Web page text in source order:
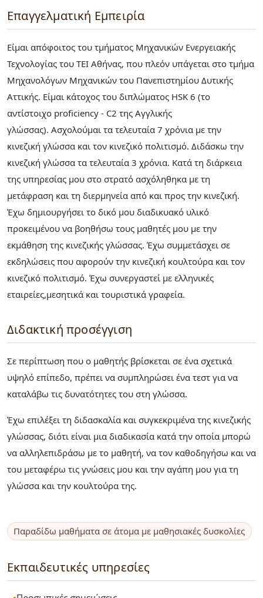
Επαγγελματική Εμπειρία
Είμαι απόφοιτος του τμήματος Μηχανικών Ενεργειακής
Τεχνολογίας του ΤΕΙ Αθήνας, που πλεόν υπάγεται στο τμήμα
Μηχανολόγων Μηχανικών του Πανεπιστημίου Δυτικής
Αττικής. Είμαι κάτοχος του διπλώματος HSK 6 (το
αντίστοιχο proficiency - C2 της Αγγλικής
γλώσσας). Ασχολούμαι τα τελευταία 7 χρόνια με την
κινεζική γλώσσα και τον κινεζικό πολιτισμό. Διδάσκω την
κινεζική γλώσσα τα τελευταία 3 χρόνια. Κατά τη διάρκεια
της υπηρεσίας μου στο στρατό ασχόληθηκα με τη
μετάφραση και τη διερμηνεία από και προς την κινεζική.
Έχω δημιουργήσει το δικό μου διαδικυακό υλικό
προκειμένου να βοηθήσω τους μαθητές μου με την
εκμάθηση της κινεζικής γλώσσας. Έχω συμμετάσχει σε
εκδηλώσεις που αφορούν την κινεζική κουλτούρα και τον
κινεζικό πολιτισμό. Έχω συνεργαστεί με ελληνικές
εταιρείες,μεσητικά και τουριστικά γραφεία.
Διδακτική προσέγγιση
Σε περίπτωση που ο μαθητής βρίσκεται σε ένα σχετικά
υψηλό επίπεδο, πρέπει να συμπληρώσει ένα τεστ για να
καταλάβω τις δυνατότητες του στη γλώσσα.
Έχω επιλέξει τη διδασκαλία και συγκεκριμένα της κινεζικής
γλώσσας, διότι είναι μια διαδικασία κατά την οποία μπορώ
να αλληλεπιδράσω με το μαθητή, να τον καθοδηγήσω και να
του μεταφέρω τις γνώσεις μου και την αγάπη μου για τη
γλώσσα και την κουλτούρα της.
Παραδίδω μαθήματα σε άτομα με μαθησιακές δυσκολίες
Εκπαιδευτικές υπηρεσίες